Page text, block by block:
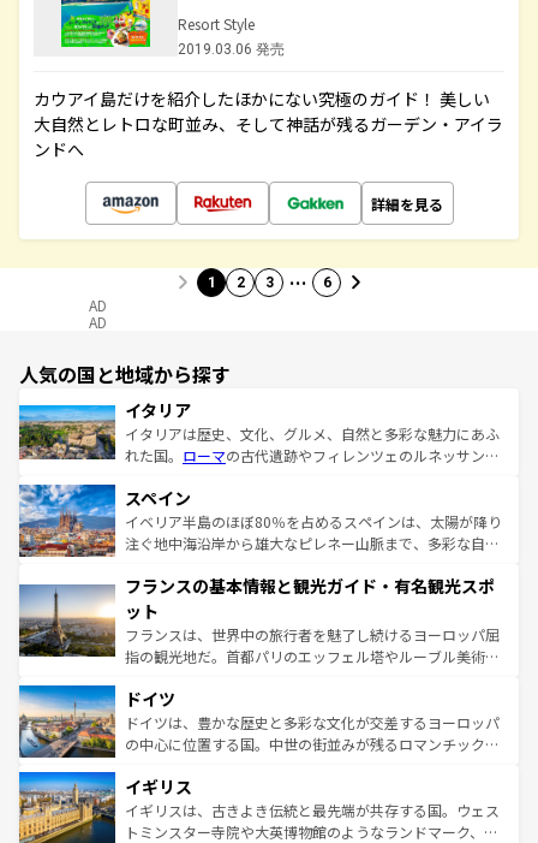
Resort Style
2019.03.06 発売
カウアイ島だけを紹介したほかにない究極のガイド！ 美しい
大自然とレトロな町並み、そして神話が残るガーデン・アイラ
ンドへ
詳細を見る
1 2 3 … 6
AD
AD
人気の国と地域から探す
イタリア
イタリアは歴史、文化、グルメ、自然と多彩な魅力にあふ
れた国。 ローマの古代遺跡やフィレンツェのルネッサンス
ろん、トスカーナの美しい田園風景やアマルフィ海岸の絶
景など、自然景観も見逃せない。観光の合間には、本場の
ピザやパスタなど、絶品のイタリア料理を堪能することも
ませてくれるイタリアで、忘れられない旅をしてみよう！
なお、新着のイタリア情報は
しい。
スペイン
イベリア半島のほぼ80％を占めるスペインは、太陽が降り
注ぐ地中海沿岸から雄大なピレネー山脈まで、多彩な自然
文化が根付くこの国では、情熱的なフラメンコ、熱気あふ
れる闘牛、そして美味しいタパスが生活の一部となってい
る。首都マドリードの洗練された雰囲気や、バルセロナの
アートに溢れた街角から、地方では古代ローマ遺跡や中世
せる。地方によって風土や気候が異なるスペインはその個
性で訪れる人を魅了する。 なお、新着のスペイン情報は コ
ンテンツ一覧を参照してほしい。
フランスの基本情報と観光ガイド・有名観光スポ
ット
フランスは、世界中の旅行者を魅了し続けるヨーロッパ屈
指の観光地だ。首都パリのエッフェル塔やルーブル美術館
で、幅広い魅力が詰まっている。華麗な宮殿、歴史的な大
聖堂、美しいビーチ、そして豊かな自然が、訪れる者を心
から魅了する。また、フランスは美食の国としても知ら
いる。シャンパンの発祥地であるランス、プロヴァンスの
香り高いラベンダー畑など、多彩な楽しみ方が可能だ。さ
らに、パリ以外の地域にも魅力が溢れており、どの街角に
ドイツ
ドイツは、豊かな歴史と多彩な文化が交差するヨーロッパ
の中心に位置する国。中世の街並みが残るロマンチック街
顔を持つこの国は、どこを歩いても飽きることがない。ベ
ルリンの文化的活気、バイエルン州のアルプスの絶景、そ
してライン川沿いのワイン畑といった風景は必見。ビール
イギリス
イギリスは、古きよき伝統と最先端が共存する国。ウェス
トミンスター寺院や大英博物館のようなランドマーク、歴